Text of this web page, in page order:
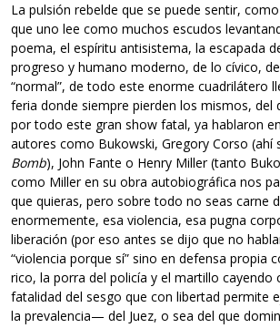
La pulsión rebelde que se puede sentir,
que uno lee como muchos escudos
poema, el espíritu antisistema, la escapada
progreso y humano moderno, de lo cívico,
“normal”, de todo este enorme cuadrilátero
feria donde siempre pierden los mismos, del
por todo este gran show fatal, ya hablaron
autores como Bukowski, Gregory Corso (ahí
Bomb), John Fante o Henry Miller (tanto
como Miller en su obra autobiográfica nos
que quieras, pero sobre todo no seas carne
enormemente, esa violencia, esa pugna
liberación (por eso antes se dijo que no
“violencia porque sí” sino en defensa propia
rico, la porra del policía y el martillo
fatalidad del sesgo que con libertad permite
la prevalencia— del Juez, o sea del que